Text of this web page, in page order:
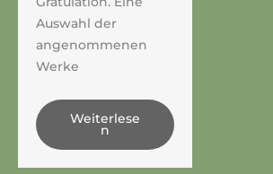
Auswahl der
angenommenen
Werke
Weiterlese
n